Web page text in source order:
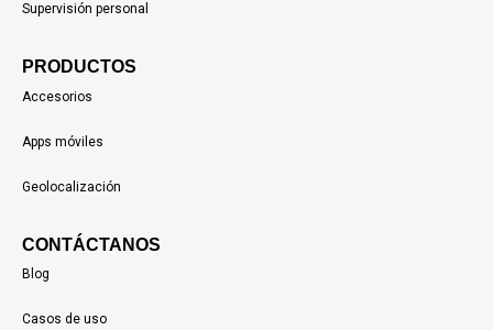
Supervisión personal
PRODUCTOS
Accesorios
Apps móviles
Geolocalización
CONTÁCTANOS
Blog
Casos de uso